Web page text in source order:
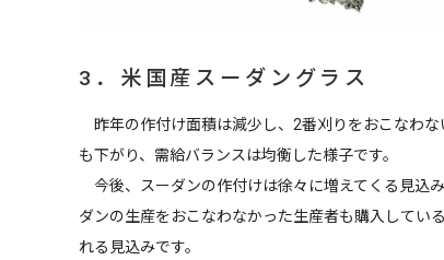
3．米国産スーダングラス
昨年の作付け面積は減少し、2番刈りをおこなわ
も下がり、需給バランスは均衡した様子です。
今後、スーダンの作付けは徐々に増えてくる見込
ダンの生産をおこなわなかった生産者も購入してい
れる見込みです。